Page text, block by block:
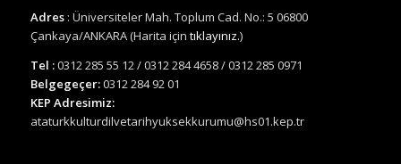
Adres : Üniversiteler Mah. Toplum Cad. No.: 5 06800
Çankaya/ANKARA (Harita için tıklayınız.)
Tel :0312 285 55 12 / 0312 284 4658 / 0312 285 0971
Belgegeçer:0312 284 92 01
KEP Adresimiz:
ataturkkulturdilvetarihyuksekkurumu@hs01.kep.tr